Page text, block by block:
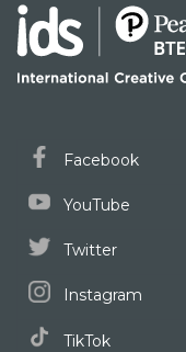
Facebook
YouTube
Twitter
Instagram
TikTok